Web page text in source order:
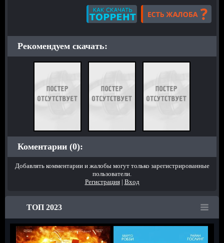
Рекомендуем скачать:
Коментарии (0):
Добавлять комментарии и жалобы могут только зарегистрированные
пользователи.
Регистрация| Вход
ТОП 2023